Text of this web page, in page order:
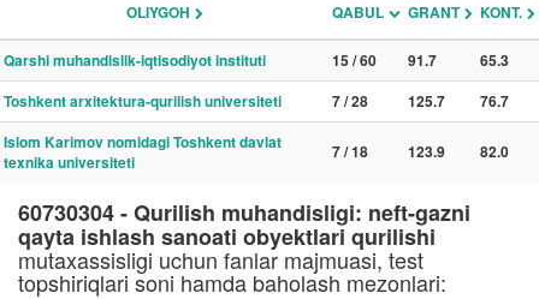
OLIYGOH QABUL GRANT KONT.
Qarshi muhandislik-iqtisodiyot instituti 15 / 60 91.7
65.3
Toshkent arxitektura-qurilish universiteti
7 / 28 125.7
76.7
Islom Karimov nomidagi Toshkent davlat
texnika universiteti
7 / 18 123.9 82.0
60730304 - Qurilish muhandisligi: neft-gazni
qayta ishlash sanoati obyektlari qurilishi
mutaxassisligi uchun fanlar majmuasi, test
topshiriqlari soni hamda baholash mezonlari: